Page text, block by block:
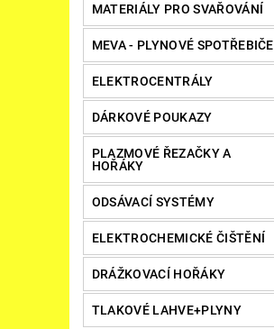
MATERIÁLY PRO SVAŘOVÁNÍ
MEVA - PLYNOVÉ SPOTŘEBIČE
ELEKTROCENTRÁLY
DÁRKOVÉ POUKAZY
PLAZMOVÉ ŘEZAČKY A
HOŘÁKY
ODSÁVACÍ SYSTÉMY
ELEKTROCHEMICKÉ ČIŠTĚNÍ
DRÁŽKOVACÍ HOŘÁKY
TLAKOVÉ LAHVE+PLYNY